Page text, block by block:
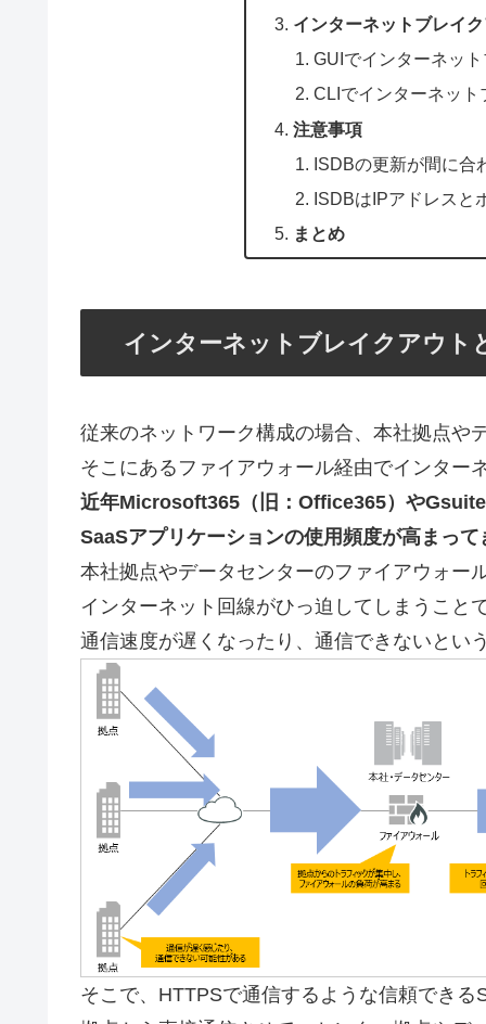
インターネットブレイ
GUIでインターネッ
CLIでインターネッ
注意事項
ISDBの更新が間に合
ISDBはIPアドレスと
まとめ
インターネットブレイクアウト
従来のネットワーク構成の場合、本社拠点や
そこにあるファイアウォール経由でインター
近年Microsoft365（旧：Office365）や
SaaSアプリケーションの使用頻度が高まっ
本社拠点やデータセンターのファイアウォー
インターネット回線がひっ迫してしまうこと
通信速度が遅くなったり、通信できないとい
そこで、HTTPSで通信するような信頼できる